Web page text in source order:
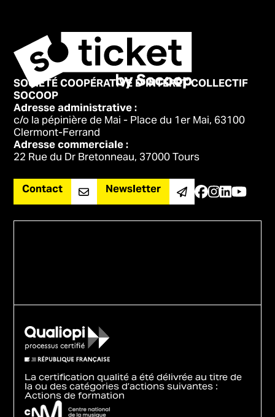
SOCIÉTÉ COOPÉRATIVE D’INTÉRÊT COLLECTIF
SOCOOP
Adresse administrative :
c/o la pépinière de Mai - Place du 1er Mai, 63100
Clermont-Ferrand
Adresse commerciale :
22 Rue du Dr Bretonneau, 37000 Tours
Contact Newsletter
La certification qualité a été délivrée au titre de
la ou des catégories d’actions suivantes :
Actions de formation